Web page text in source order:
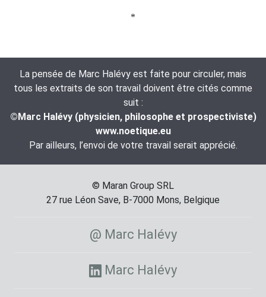
*
La pensée de Marc Halévy est faite pour circuler, mais
tous les extraits de son travail doivent être cités comme
suit :
©Marc Halévy (physicien, philosophe et prospectiviste)
www.noetique.eu
Par ailleurs, l’envoi de votre travail serait apprécié.
© Maran Group SRL
27 rue Léon Save, B-7000 Mons, Belgique
@ Marc Halévy
Marc Halévy